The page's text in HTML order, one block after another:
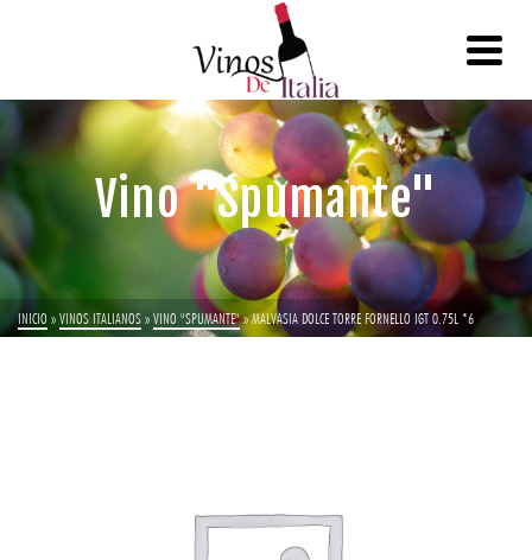
Vino "Spumante"
INICIO »VINOS ITALIANOS»VINO "SPUMANTE"»MALVASIA DOLCE TORRE FORNELLO IGT 0.75L *6